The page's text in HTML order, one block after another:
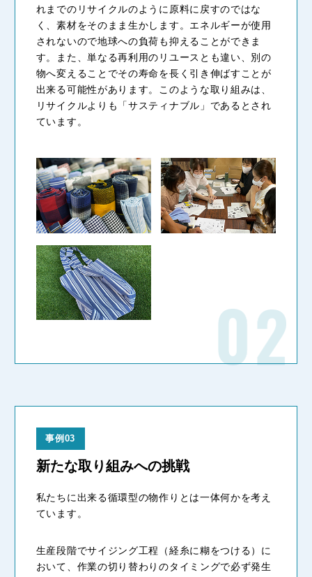
れまでのリサイクルのように原料に戻すのではな
く、素材をそのまま生かします。エネルギーが使用
されないので地球への負荷も抑えることができま
す。また、単なる再利用のリユースとも違い、別の
物へ変えることでその寿命を長く引き伸ばすことが
出来る可能性があります。このような取り組みは、
リサイクルよりも「サスティナブル」であるとされ
ています。
事例03
新たな取り組みへの挑戦
私たちに出来る循環型の物作りとは一体何かを考え
ています。
生産段階でサイジング工程（経糸に糊をつける）に
おいて、作業の切り替わりのタイミングで必ず発生